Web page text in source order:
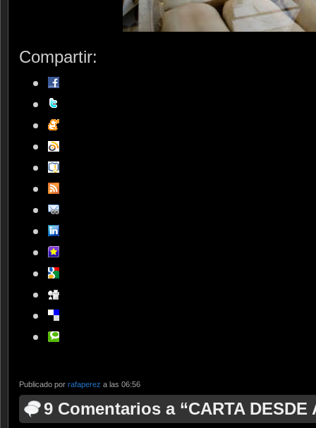
Compartir:
Publicado por rafaperez a las 06:56
9 Comentarios a “CARTA DESDE